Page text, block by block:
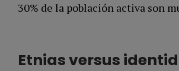
30% de la población activa son
Etnias versus